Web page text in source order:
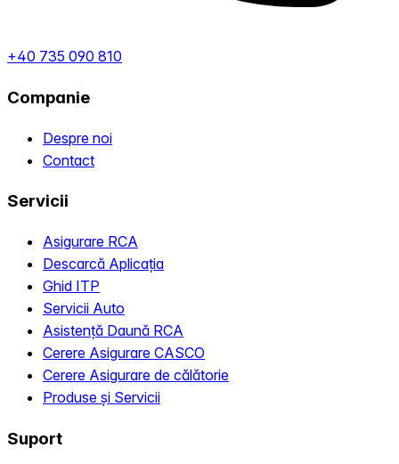
+40 735 090 810
Companie
Despre noi
Contact
Servicii
Asigurare RCA
Descarcă Aplicația
Ghid ITP
Servicii Auto
Asistență Daună RCA
Cerere Asigurare CASCO
Cerere Asigurare de călătorie
Produse și Servicii
Suport